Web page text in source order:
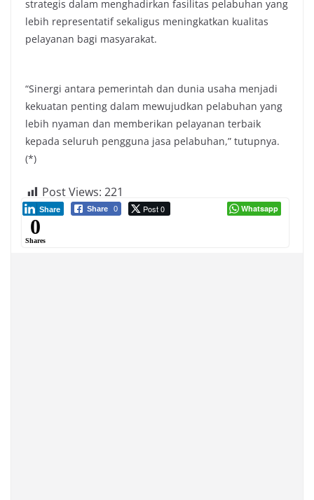
strategis dalam menghadirkan fasilitas pelabuhan yang
lebih representatif sekaligus meningkatkan kualitas
pelayanan bagi masyarakat.
“Sinergi antara pemerintah dan dunia usaha menjadi
kekuatan penting dalam mewujudkan pelabuhan yang
lebih nyaman dan memberikan pelayanan terbaik
kepada seluruh pengguna jasa pelabuhan,” tutupnya.
(*)
Post Views: 221
Share 0 Post 0
Share Whatsapp
0
Shares